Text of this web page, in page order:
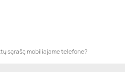
meniu
sąrašą mobiliajame telefone?